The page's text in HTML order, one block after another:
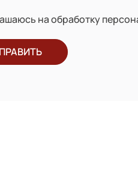
на обработку